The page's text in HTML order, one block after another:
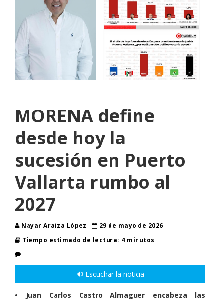
MORENA define
desde hoy la
sucesión en Puerto
Vallarta rumbo al
2027
Nayar Araiza López
29 de mayo de 2026
Tiempo estimado de lectura: 4 minutos
🔊 Escuchar la noticia
• Juan Carlos Castro Almaguer encabeza las